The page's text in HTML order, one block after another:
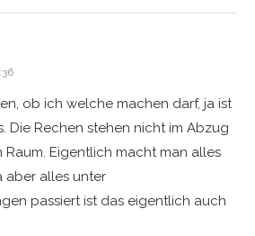
ob ich welche machen darf, ja ist
Die Rechen stehen nicht im Abzug
Raum. Eigentlich macht man alles
aber alles unter
passiert ist das eigentlich auch